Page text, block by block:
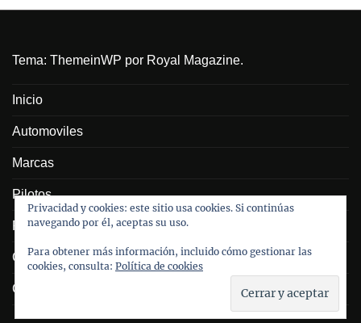
Privacidad y cookies: este sitio usa cookies. Si continúas
navegando por él, aceptas su uso.
Para obtener más información, incluido cómo gestionar las
cookies, consulta: Política de cookies
Tema: ThemeinWP por Royal Magazine.
Inicio
Automoviles
Marcas
Pilotos
Personajes
Galeria
Contacto